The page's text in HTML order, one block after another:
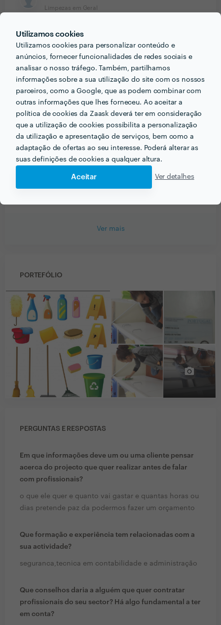
Utilizamos cookies
Utilizamos cookies para personalizar conteúdo e
anúncios, fornecer funcionalidades de redes sociais e
analisar o nosso tráfego. Também, partilhamos
informações sobre a sua utilização do site com os nossos
parceiros, como a Google, que as podem combinar com
outras informações que lhes forneceu. Ao aceitar a
política de cookies da Zaask deverá ter em consideração
que a utilização de cookies possibilita a personalização
da utilização e apresentação de serviços, bem como a
adaptação de ofertas ao seu interesse. Poderá alterar as
suas definições de cookies a qualquer altura.
Aceitar Ver detalhes
Limpezas em Geral
O trabalho foi excelente sem dúvida que quando
precisar de outro serviço esta é a minha primeira
escolha.
Resposta de MFPSIVA LIMPEZAS
PARTICULARES
24 Abr 2019
obrigado
Cliente Zaask
Limpeza de Apartamento
1 Fev 2018
Boas profissionais e pontuais, fiquei muito contente
Ver mais
PORTEFÓLIO
PERGUNTAS E RESPOSTAS
Em que informações deve um ou uma cliente pensar
acerca do projecto que quer realizar antes de falar
com profissionais?
o que ele quer e quanto vai gastar e quantas horas ou
dias pretende paz da podermos fazer um orçamento
Que formação e experiência tem relacionadas com a
sua actividade?
seguranca,tecnica em contabilidade e administração
Que conselhos daria a alguém que quer contratar
profissionais do seu sector? Há algo fundamental a ter
em conta?